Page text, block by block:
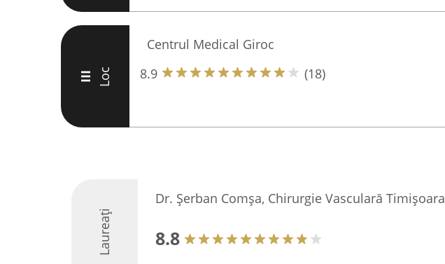
III Loc
Centrul Medical Giroc
8.9
(18)
Laureați
Dr. Șerban Comșa, Chirurgie Vasculară Timișoara
8.8